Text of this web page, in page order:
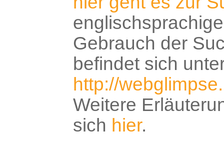
Gebrauch der
befindet sich
http://
Weitere
sich hier.